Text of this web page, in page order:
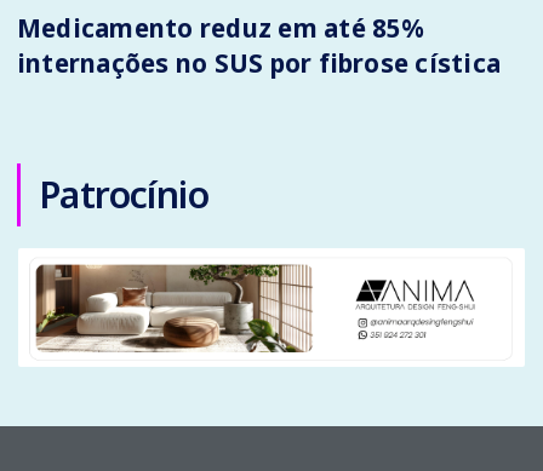
Medicamento reduz em até 85%
internações no SUS por fibrose cística
Patrocínio